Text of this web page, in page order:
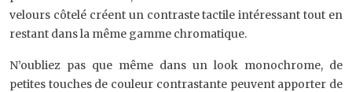
velours côtelé créent un contraste tactile intéressant tout en
restant dans la même gamme chromatique.
N’oubliez pas que même dans un look monochrome, de
petites touches de couleur contrastante peuvent apporter de